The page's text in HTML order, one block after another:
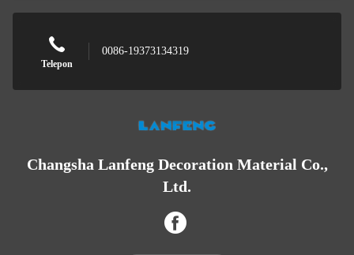
Telepon
0086-19373134319
Changsha Lanfeng Decoration Material Co.,
Ltd.